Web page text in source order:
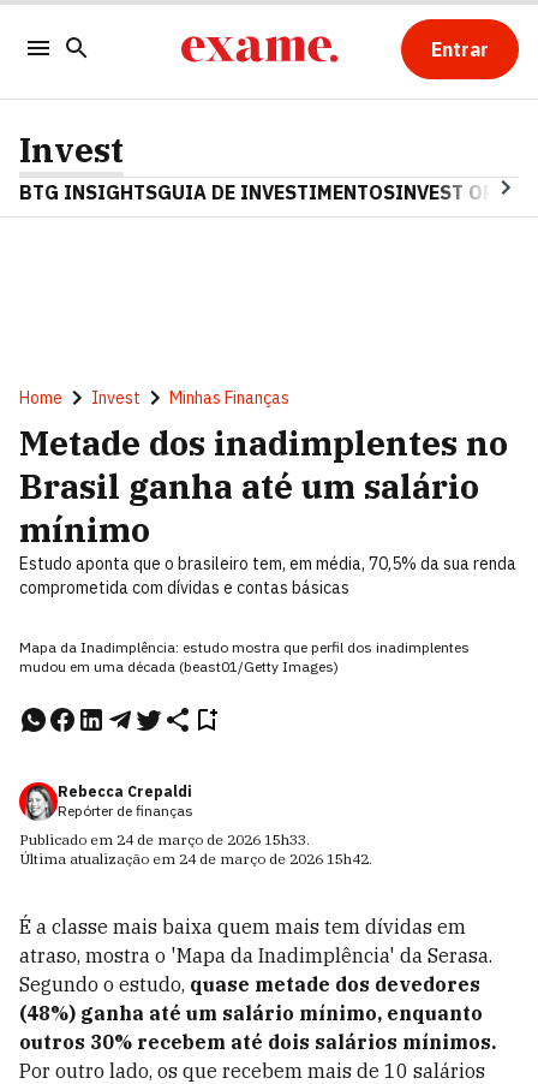
Entrar
Invest
BTG INSIGHTSGUIA DE INVESTIMENTOSINVEST OPINA
Home Invest Minhas Finanças
Metade dos inadimplentes no
Brasil ganha até um salário
mínimo
Estudo aponta que o brasileiro tem, em média, 70,5% da sua renda
comprometida com dívidas e contas básicas
Mapa da Inadimplência: estudo mostra que perfil dos inadimplentes
mudou em uma década (beast01/Getty Images)
Rebecca Crepaldi
Repórter de finanças
Publicado em 24 de março de 2026 15h33.
Última atualização em 24 de março de 2026 15h42.
É a classe mais baixa quem mais tem dívidas em
atraso, mostra o 'Mapa da Inadimplência' da Serasa.
Segundo o estudo, quase metade dos devedores
(48%) ganha até um salário mínimo, enquanto
outros 30% recebem até dois salários mínimos.
Por outro lado, os que recebem mais de 10 salários